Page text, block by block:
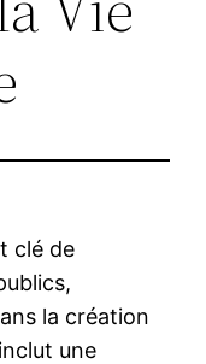
clé de
la création
une